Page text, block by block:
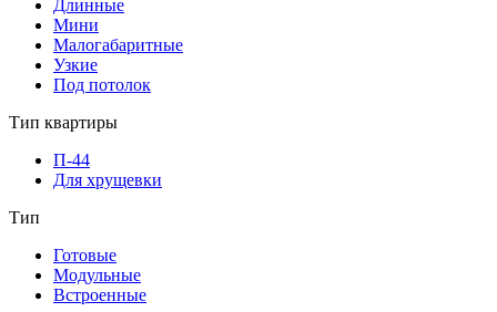
Длинные
Мини
Малогабаритные
Узкие
Под потолок
Тип квартиры
П-44
Для хрущевки
Тип
Готовые
Модульные
Встроенные